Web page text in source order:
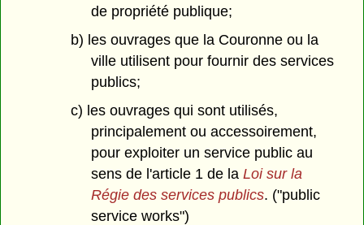
de propriété publique;
b) les ouvrages que la Couronne ou la
ville utilisent pour fournir des services
publics;
c) les ouvrages qui sont utilisés,
principalement ou accessoirement,
pour exploiter un service public au
sens de l'article 1 de la Loi sur la
Régie des services publics. ("public
service works")